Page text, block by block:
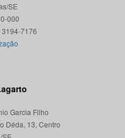
SE
000
Garcia Filho
Déda, 13, Centro